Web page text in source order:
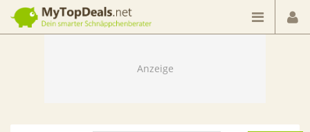
Dein smarter Schnäppchenberater